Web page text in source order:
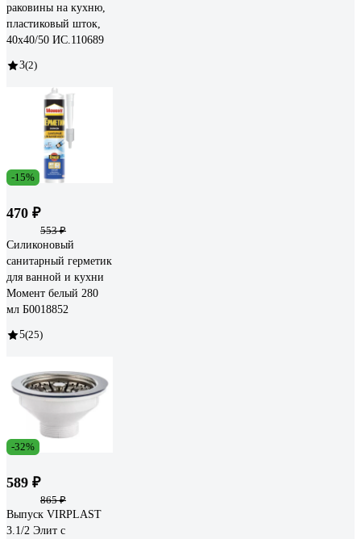
раковины на кухню,
пластиковый шток,
40х40/50 ИС.110689
3(2)
-15%
470 ₽
553 ₽
Силиконовый
санитарный герметик
для ванной и кухни
Момент белый 280
мл Б0018852
5(25)
-32%
589 ₽
865 ₽
Выпуск VIRPLAST
3.1/2 Элит с